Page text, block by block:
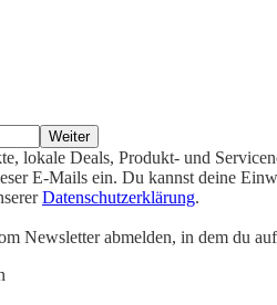
Weiter
lokale Deals, Produkt- und
E-Mails ein. Du kannst deine
Datenschutzerklärung.
Newsletter abmelden, in dem du